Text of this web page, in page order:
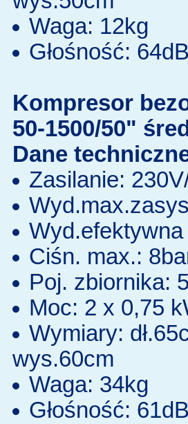
Waga: 12kg
Głośność:
Kompresor
50-1500/50"
Dane
Zasilanie:
Ciśn. max.:
Poj. zbiornika:
Moc: 2 x 0,75
Wymiary:
wys.60cm
Waga: 34kg
Głośność: